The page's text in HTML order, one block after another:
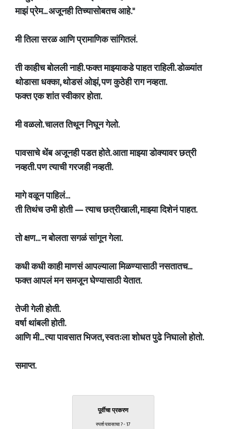
माझं प्रेम... अजूनही तिच्यासोबतच आहे."
मी तिला सरळ आणि प्रामाणिक सांगितलं.
ती काहीच बोलली नाही. फक्त माझ्याकडे पाहत राहिली. डोळ्यांत
थोडासा धक्का, थोडसं ओझं, पण कुठेही राग नव्हता.
फक्त एक शांत स्वीकार होता.
मी वळलो. चालत तिथून निघून गेलो.
पावसाचे थेंब अजूनही पडत होते. आता माझ्या डोक्यावर छत्री
नव्हती. पण त्याची गरजही नव्हती.
मागे वळून पाहिलं…
ती तिथंच उभी होती — त्याच छत्रीखाली, माझ्या दिशेनं पाहत.
तो क्षण… न बोलता सगळं सांगून गेला.
कधी कधी काही माणसं आपल्याला मिळण्यासाठी नसतातच...
फक्त आपलं मन समजून घेण्यासाठी येतात.
तेजी गेली होती.
वर्षा थांबली होती.
आणि मी... त्या पावसात भिजत, स्वतःला शोधत पुढे निघालो होतो.
समाप्त.
पूर्वीचा प्रकरण
स्पर्श पावसाचा ?️ - 17